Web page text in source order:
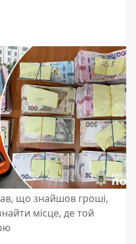
що знайшов гроші,
місце, де той